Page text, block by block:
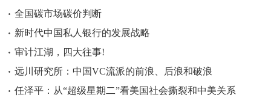
全国碳市场碳价判断
新时代中国私人银行的发展战略
审计江湖，四大往事!
远川研究所：中国VC流派的前浪、后浪和破浪
任泽平：从“超级星期二”看美国社会撕裂和中美关系